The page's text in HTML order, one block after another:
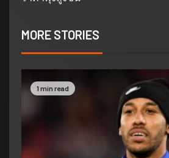
MORE STORIES
1 min read